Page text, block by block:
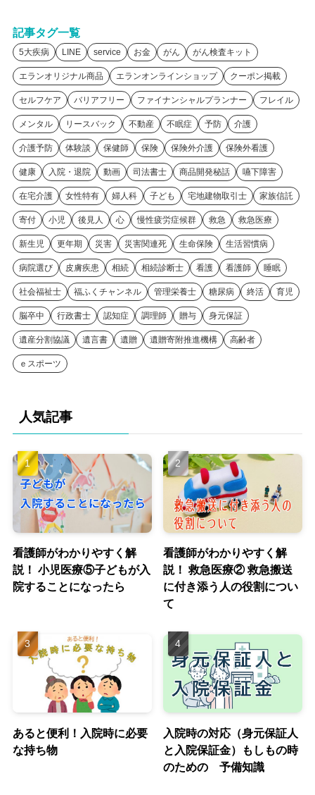
記事タグ一覧
5大疾病 LINE service お金 がん がん検査キット
エランオリジナル商品 エランオンラインショップ クーポン掲載
セルフケア バリアフリー ファイナンシャルプランナー フレイル
メンタル リースバック 不動産 不眠症 予防 介護
介護予防 体験談 保健師 保険 保険外介護 保険外看護
健康 入院・退院 動画 司法書士 商品開発秘話 嚥下障害
在宅介護 女性特有 婦人科 子ども 宅地建物取引士 家族信託
寄付 小児 後見人 心 慢性疲労症候群 救急 救急医療
新生児 更年期 災害 災害関連死 生命保険 生活習慣病
病院選び 皮膚疾患 相続 相続診断士 看護 看護師 睡眠
社会福祉士 福ふくチャンネル 管理栄養士 糖尿病 終活 育児
脳卒中 行政書士 認知症 調理師 贈与 身元保証
遺産分割協議 遺言書 遺贈 遺贈寄附推進機構 高齢者
ｅスポーツ
人気記事
看護師がわかりやすく解
説！ 小児医療⑤子どもが入
院することになったら
看護師がわかりやすく解
説！ 救急医療② 救急搬送
に付き添う人の役割につい
て
あると便利！入院時に必要
な持ち物
入院時の対応（身元保証人
と入院保証金）もしもの時
のための 予備知識